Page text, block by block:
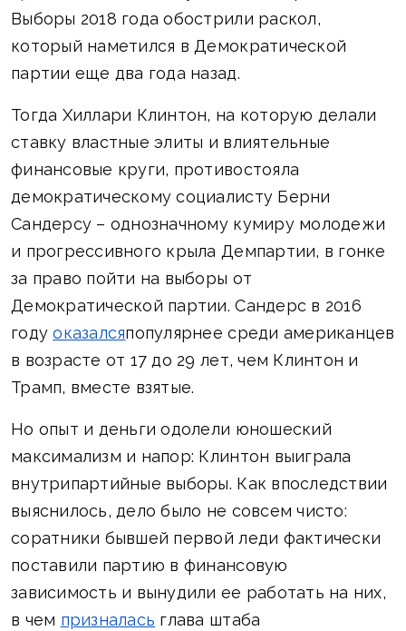
Выборы 2018 года обострили раскол,
который наметился в Демократической
партии еще два года назад.
Тогда Хиллари Клинтон, на которую делали
ставку властные элиты и влиятельные
финансовые круги, противостояла
демократическому социалисту Берни
Сандерсу – однозначному кумиру молодежи
и прогрессивного крыла Демпартии, в гонке
за право пойти на выборы от
Демократической партии. Сандерс в 2016
годуоказалсяпопулярнее среди американцев
в возрасте от 17 до 29 лет, чем Клинтон и
Трамп, вместе взятые.
Но опыт и деньги одолели юношеский
максимализм и напор: Клинтон выиграла
внутрипартийные выборы. Как впоследствии
выяснилось, дело было не совсем чисто:
соратники бывшей первой леди фактически
поставили партию в финансовую
зависимость и вынудили ее работать на них,
в чем призналась глава штаба